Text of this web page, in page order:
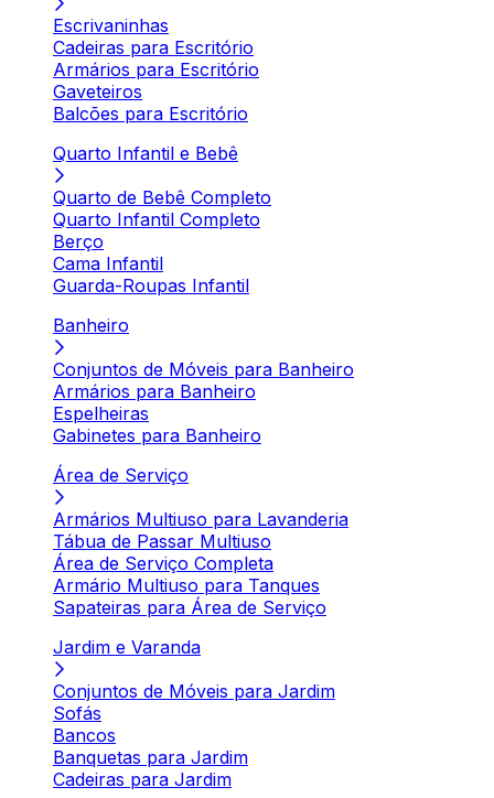
Escrivaninhas
Cadeiras para Escritório
Armários para Escritório
Gaveteiros
Balcões para Escritório
Quarto Infantil e Bebê
Quarto de Bebê Completo
Quarto Infantil Completo
Berço
Cama Infantil
Guarda-Roupas Infantil
Banheiro
Conjuntos de Móveis para Banheiro
Armários para Banheiro
Espelheiras
Gabinetes para Banheiro
Área de Serviço
Armários Multiuso para Lavanderia
Tábua de Passar Multiuso
Área de Serviço Completa
Armário Multiuso para Tanques
Sapateiras para Área de Serviço
Jardim e Varanda
Conjuntos de Móveis para Jardim
Sofás
Bancos
Banquetas para Jardim
Cadeiras para Jardim